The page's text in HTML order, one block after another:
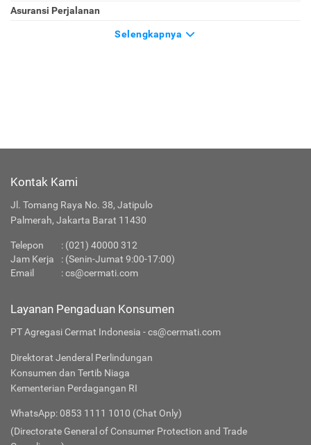
Asuransi Perjalanan
Selengkapnya
Kontak Kami
Jl. Tomang Raya No. 38, Jatipulo
Palmerah, Jakarta Barat 11430
Telepon : (021) 40000 312
Jam Kerja
: (Senin-Jumat 9:00-17:00)
Email
:cs@cermati.com
Layanan Pengaduan Konsumen
PT Agregasi Cermat Indonesia - cs@cermati.com
Direktorat Jenderal Perlindungan
Konsumen dan Tertib Niaga
Kementerian Perdagangan RI
WhatsApp: 0853 1111 1010 (Chat Only)
(Directorate General of Consumer Protection and Trade